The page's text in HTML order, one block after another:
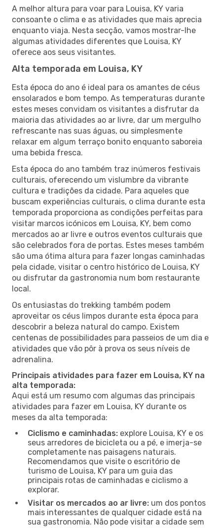
A melhor altura para voar para Louisa, KY varia
consoante o clima e as atividades que mais aprecia
enquanto viaja. Nesta secção, vamos mostrar-lhe
algumas atividades diferentes que Louisa, KY
oferece aos seus visitantes.
Alta temporada em Louisa, KY
Esta época do ano é ideal para os amantes de céus
ensolarados e bom tempo. As temperaturas durante
estes meses convidam os visitantes a disfrutar da
maioria das atividades ao ar livre, dar um mergulho
refrescante nas suas águas, ou simplesmente
relaxar em algum terraço bonito enquanto saboreia
uma bebida fresca.
Esta época do ano também traz inúmeros festivais
culturais, oferecendo um vislumbre da vibrante
cultura e tradições da cidade. Para aqueles que
buscam experiências culturais, o clima durante esta
temporada proporciona as condições perfeitas para
visitar marcos icónicos em Louisa, KY, bem como
mercados ao ar livre e outros eventos culturais que
são celebrados fora de portas. Estes meses também
são uma ótima altura para fazer longas caminhadas
pela cidade, visitar o centro histórico de Louisa, KY
ou disfrutar da gastronomia num bom restaurante
local.
Os entusiastas do trekking também podem
aproveitar os céus limpos durante esta época para
descobrir a beleza natural do campo. Existem
centenas de possibilidades para passeios de um dia e
atividades que vão pôr à prova os seus níveis de
adrenalina.
Principais atividades para fazer em Louisa, KY na
alta temporada:
Aqui está um resumo com algumas das principais
atividades para fazer em Louisa, KY durante os
meses da alta temporada:
Ciclismo e caminhadas: explore Louisa, KY e os
seus arredores de bicicleta ou a pé, e imerja-se
completamente nas paisagens naturais.
Recomendamos que visite o escritório de
turismo de Louisa, KY para um guia das
principais rotas de caminhadas e ciclismo a
explorar.
Visitar os mercados ao ar livre: um dos pontos
mais interessantes de qualquer cidade está na
sua gastronomia. Não pode visitar a cidade sem